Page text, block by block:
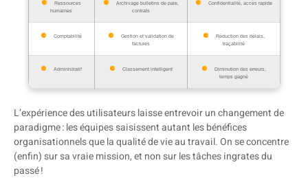
Ressources
humaines
Archivage bulletins de paie,
contrats
Confidentialité, accès rapide
Comptabilité
Gestion et validation de
factures
Réduction des délais,
traçabilité
Administratif Classement intelligent
Diminution des erreurs,
temps gagné
L’expérience des utilisateurs laisse entrevoir un changement de
paradigme : les équipes saisissent autant les bénéfices
organisationnels que la qualité de vie au travail. On se concentre
(enfin) sur sa vraie mission, et non sur les tâches ingrates du
passé !